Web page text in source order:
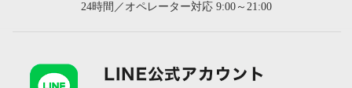
24時間／オペレーター対応 9:00～21:00